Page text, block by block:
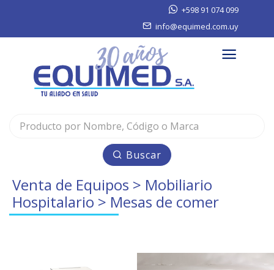
+598 91 074 099
info@equimed.com.uy
Buscar
Venta de Equipos > Mobiliario
Hospitalario > Mesas de comer